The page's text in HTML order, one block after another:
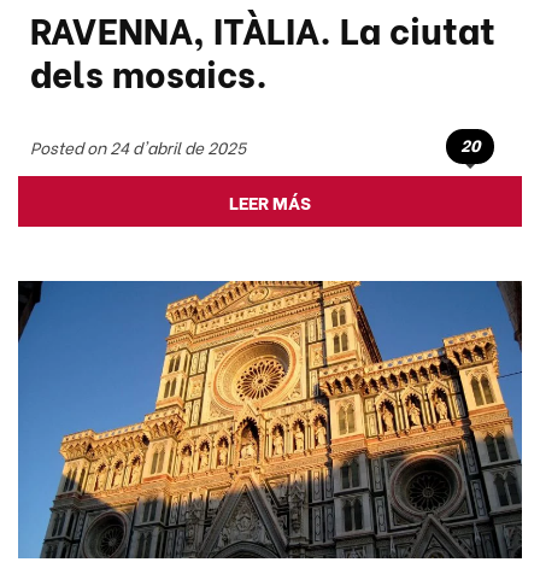
RAVENNA, ITÀLIA. La ciutat
dels mosaics.
Posted on 24 d'abril de 2025 20
LEER MÁS